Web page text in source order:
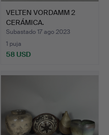
VELTEN VORDAMM 2
CERÁMICA.
Subastado 17 ago 2023
1 puja
58 USD